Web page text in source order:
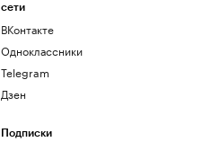
сети
ВКонтакте
Одноклассники
Telegram
Дзен
Подписки